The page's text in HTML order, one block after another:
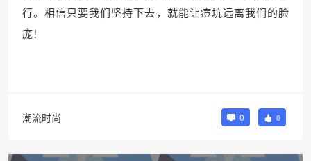
行。相信只要我们坚持下去，就能让痘坑远离我们的脸
庞！
潮流时尚 0 0